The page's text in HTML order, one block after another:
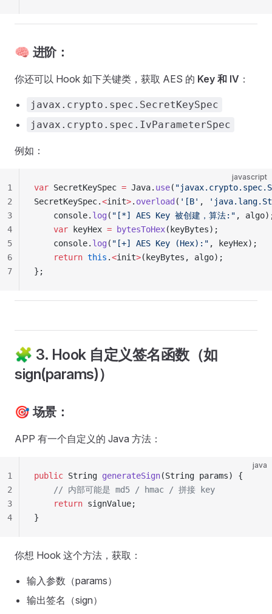
🧠 进阶：
你还可以 Hook 如下关键类，获取 AES 的 Key 和 IV ：
javax.crypto.spec.SecretKeySpec
javax.crypto.spec.IvParameterSpec
例如：
javascript
var SecretKeySpec = Java. use(
SecretKeySpec.<init>. overload ( '[B' ,
    console.
log ( "[*] AES Key 被创建，算法:" ,
    var
keyHex = bytesToHex(keyBytes);
    console.
log ( "[+] AES Key (Hex):" , keyHex);
    return
this .<init>(keyBytes, algo);
};
1
2
3
4
5
6
7
🧩 3. Hook 自定义签名函数（如
sign(params)）
🎯 场景：
APP 有一个自定义的 Java 方法：
java
public String generateSign(String params) {
    // 内部可能是 md5 / hmac / 拼接 key
    return
signValue;
}
1
2
3
4
你想 Hook 这个方法，获取：
输入参数（params）
输出签名（sign）